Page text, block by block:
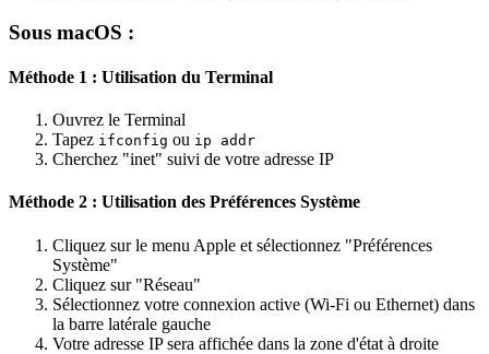
Sous macOS :
Méthode 1 : Utilisation du Terminal
Ouvrez le Terminal
Tapez ifconfig ou ip addr
Cherchez "inet" suivi de votre adresse IP
Méthode 2 : Utilisation des Préférences Système
Cliquez sur le menu Apple et sélectionnez "Préférences
Système"
Cliquez sur "Réseau"
Sélectionnez votre connexion active (Wi-Fi ou Ethernet) dans
la barre latérale gauche
Votre adresse IP sera affichée dans la zone d'état à droite